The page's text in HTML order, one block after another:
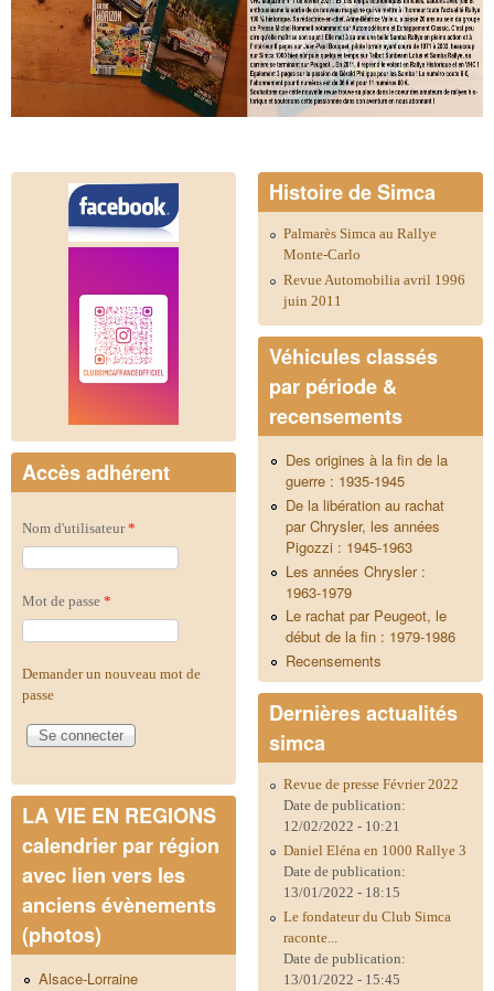
Accès adhérent
Nom d'utilisateur*
Mot de passe *
Demander un nouveau mot de
passe
LA VIE EN REGIONS
calendrier par région
avec lien vers les
anciens évènements
(photos)
Alsace-Lorraine
Histoire de Simca
Palmarès Simca au Rallye
Monte-Carlo
Revue Automobilia avril 1996
juin 2011
Véhicules classés
par période &
recensements
Des origines à la fin de la
guerre : 1935-1945
De la libération au rachat
par Chrysler, les années
Pigozzi : 1945-1963
Les années Chrysler :
1963-1979
Le rachat par Peugeot, le
début de la fin : 1979-1986
Recensements
Dernières actualités
simca
Revue de presse Février 2022
Date de publication:
12/02/2022 - 10:21
Daniel Eléna en 1000 Rallye 3
Date de publication:
13/01/2022 - 18:15
Le fondateur du Club Simca
raconte...
Date de publication:
13/01/2022 - 15:45